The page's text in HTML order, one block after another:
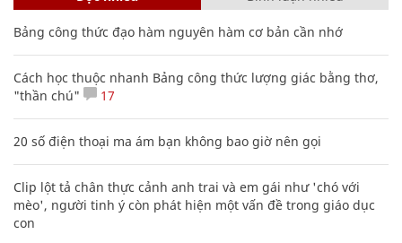
Bảng công thức đạo hàm nguyên hàm cơ bản cần nhớ
Cách học thuộc nhanh Bảng công thức lượng giác bằng thơ,
"thần chú"
17
20 số điện thoại ma ám bạn không bao giờ nên gọi
Clip lột tả chân thực cảnh anh trai và em gái như 'chó với
mèo', người tinh ý còn phát hiện một vấn đề trong giáo dục
con